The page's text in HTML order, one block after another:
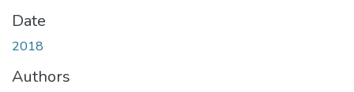
Date
2018
Authors